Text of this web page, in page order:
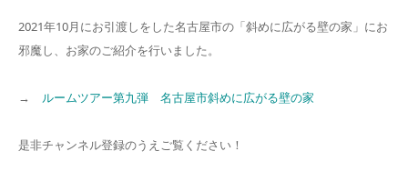
2021年10月にお引渡しをした名古屋市の「斜めに広がる壁の家」にお
邪魔し、お家のご紹介を行いました。
→ ルームツアー第九弾 名古屋市斜めに広がる壁の家
是非チャンネル登録のうえご覧ください！